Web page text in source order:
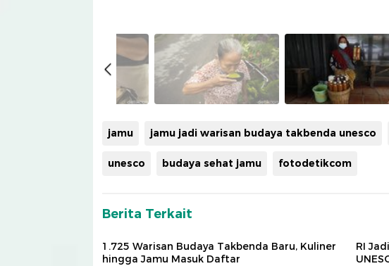
jamu jamu jadi warisan budaya takbenda unesco
unesco budaya sehat jamu fotodetikcom
Berita Terkait
1.725 Warisan Budaya Takbenda Baru, Kuliner
hingga Jamu Masuk Daftar
RI